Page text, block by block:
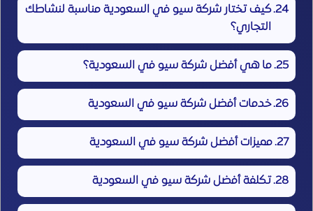
كيف تختار شركة سيو في السعودية مناسبة لنشاطك
التجاري؟
ما هي أفضل شركة سيو في السعودية؟
خدمات أفضل شركة سيو في السعودية
مميزات أفضل شركة سيو في السعودية
تكلفة أفضل شركة سيو في السعودية